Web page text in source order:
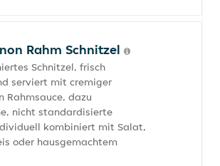
Rahm Schnitzel
Schnitzel, frisch
serviert mit cremiger
Rahmsauce, dazu
nicht standardisierte
kombiniert mit Salat,
oder hausgemachtem